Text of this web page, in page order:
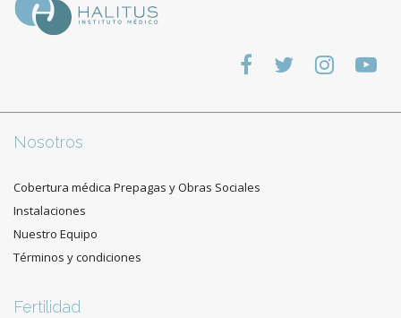
Nosotros
Cobertura médica Prepagas y Obras Sociales
Instalaciones
Nuestro Equipo
Términos y condiciones
Fertilidad